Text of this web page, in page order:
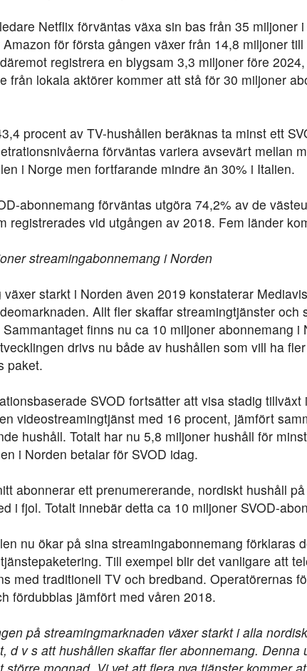
Netflix förväntas växa sin bas från 35 miljoner
för första gången växer från 14,8 miljoner
registrera en blygsam 3,3 miljoner före
från lokala aktörer kommer att stå för 30 miljoner
procent av TV-hushållen beräknas ta minst ett
förväntas variera avsevärt mellan
i Norge men fortfarande mindre än 30% i Italien.
abonnemang förväntas utgöra 74,2% av de
registrerades vid utgången av 2018. Fem länder
streamingabonnemang i Norden
växer starkt i Norden även 2019 konstaterar
Allt fler skaffar streamingtjänster
finns nu ca 10 miljoner abonnemang
drivs nu både av hushållen som vill ha
paket.
SVOD fortsätter att visa stadig
videostreamingtjänst med 16 procent, jämfört
hushåll. Totalt har nu 5,8 miljoner hushåll för
i Norden betalar för SVOD idag.
abonnerar ett prenumererande, nordiskt hushåll
i fjol. Totalt innebär detta ca 10 miljoner SVOD-
nu ökar på sina streamingabonnemang förklaras
Till exempel blir det vanligare att
med traditionell TV och bredband. Operatörernas
fördubblas jämfört med våren 2018.
på streamingmarknaden växer starkt i alla
d v s att hushållen skaffar fler abonnemang.